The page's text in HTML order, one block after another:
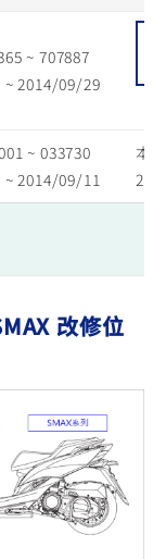
~ 707887
2014/09/29
~ 033730
2014/09/11
本
改修位